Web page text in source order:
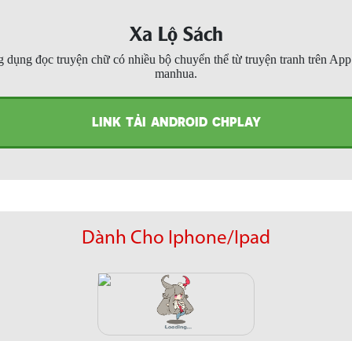
Xa Lộ Sách
dụng đọc truyện chữ có nhiều bộ chuyển thể từ truyện tranh trên
manhua.
LINK TẢI ANDROID CHPLAY
Dành Cho Iphone/Ipad